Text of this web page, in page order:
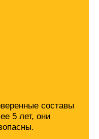
составы
5 лет, они